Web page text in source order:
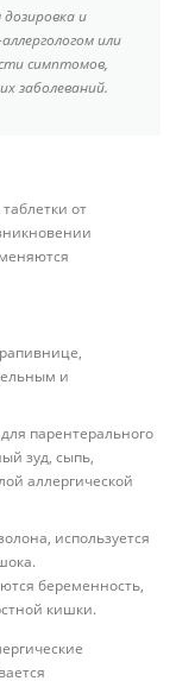
и
или
симптомов,
заболеваний.
от
и
парентерального
зуд, сыпь,
аллергической
используется
беременность,
кишки.